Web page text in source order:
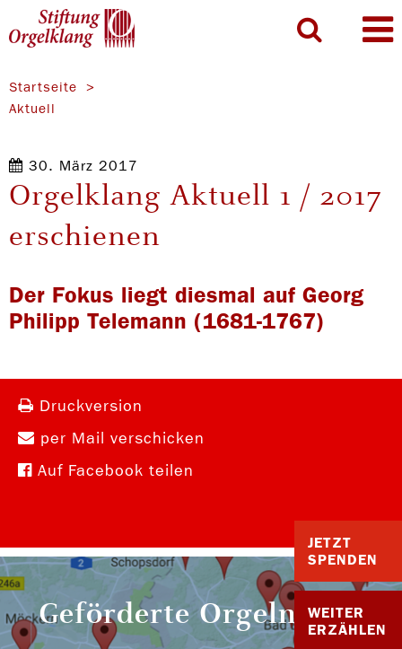
JETZT
SPENDEN
WEITER
ERZÄHLEN
Startseite
Aktuell
30. März 2017
Orgelklang Aktuell 1 / 2017
erschienen
Der Fokus liegt diesmal auf Georg
Philipp Telemann (1681-1767)
Druckversion
per Mail verschicken
Auf Facebook teilen
Geförderte Orgeln